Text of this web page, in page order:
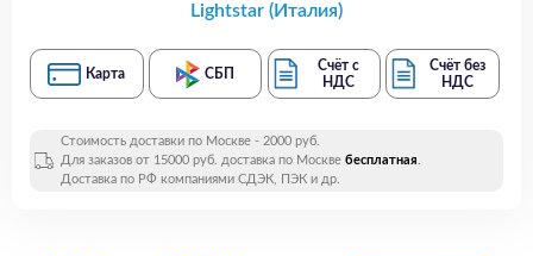
Lightstar (Италия)
Карта СБП
Счёт с
НДС
Счёт без
НДС
Стоимость доставки по Москве - 2000 руб.
Для заказов от 15000 руб. доставка по Москве бесплатная.
Доставка по РФ компаниями СДЭК, ПЭК и др.